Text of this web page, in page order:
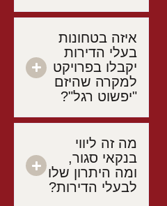
איזה בטחונות
בעלי הדירות
יקבלו בפרויקט
למקרה שהיזם
"יפשוט רגל"?
מה זה ליווי
בנקאי סגור,
ומה היתרון שלו
לבעלי הדירות?